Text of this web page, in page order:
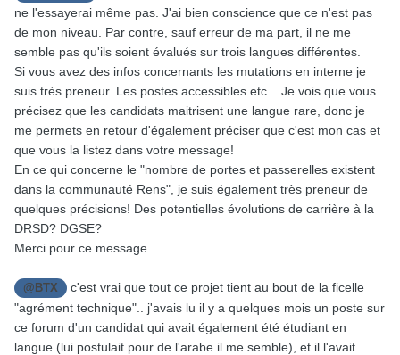
ne l'essayerai même pas. J'ai bien conscience que ce n'est pas
de mon niveau. Par contre, sauf erreur de ma part, il ne me
semble pas qu'ils soient évalués sur trois langues différentes.
Si vous avez des infos concernants les mutations en interne je
suis très preneur. Les postes accessibles etc... Je vois que vous
précisez que les candidats maitrisent une langue rare, donc je
me permets en retour d'également préciser que c'est mon cas et
que vous la listez dans votre message!
En ce qui concerne le "nombre de portes et passerelles existent
dans la communauté Rens", je suis également très preneur de
quelques précisions! Des potentielles évolutions de carrière à la
DRSD? DGSE?
Merci pour ce message.
@BTX
c'est vrai que tout ce projet tient au bout de la ficelle
"agrément technique".. j'avais lu il y a quelques mois un poste sur
ce forum d'un candidat qui avait également été étudiant en
langue (lui postulait pour de l'arabe il me semble), et il l'avait